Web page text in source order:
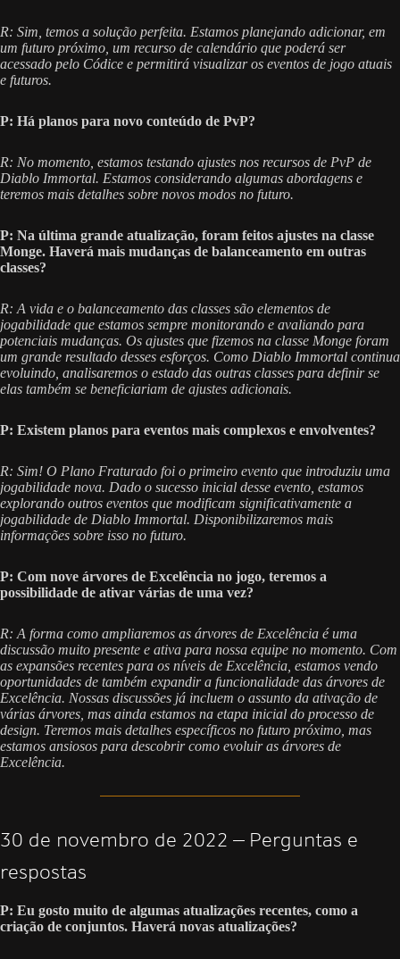
R: Sim, temos a solução perfeita. Estamos planejando adicionar, em
um futuro próximo, um recurso de calendário que poderá ser
acessado pelo Códice e permitirá visualizar os eventos de jogo atuais
e futuros.
P: Há planos para novo conteúdo de PvP?
R: No momento, estamos testando ajustes nos recursos de PvP de
Diablo Immortal. Estamos considerando algumas abordagens e
teremos mais detalhes sobre novos modos no futuro.
P: Na última grande atualização, foram feitos ajustes na classe
Monge. Haverá mais mudanças de balanceamento em outras
classes?
R: A vida e o balanceamento das classes são elementos de
jogabilidade que estamos sempre monitorando e avaliando para
potenciais mudanças. Os ajustes que fizemos na classe Monge foram
um grande resultado desses esforços. Como Diablo Immortal continua
evoluindo, analisaremos o estado das outras classes para definir se
elas também se beneficiariam de ajustes adicionais.
P: Existem planos para eventos mais complexos e envolventes?
R: Sim! O Plano Fraturado foi o primeiro evento que introduziu uma
jogabilidade nova. Dado o sucesso inicial desse evento, estamos
explorando outros eventos que modificam significativamente a
jogabilidade de Diablo Immortal. Disponibilizaremos mais
informações sobre isso no futuro.
P: Com nove árvores de Excelência no jogo, teremos a
possibilidade de ativar várias de uma vez?
R: A forma como ampliaremos as árvores de Excelência é uma
discussão muito presente e ativa para nossa equipe no momento. Com
as expansões recentes para os níveis de Excelência, estamos vendo
oportunidades de também expandir a funcionalidade das árvores de
Excelência. Nossas discussões já incluem o assunto da ativação de
várias árvores, mas ainda estamos na etapa inicial do processo de
design. Teremos mais detalhes específicos no futuro próximo, mas
estamos ansiosos para descobrir como evoluir as árvores de
Excelência.
30 de novembro de 2022 — Perguntas e
respostas
P: Eu gosto muito de algumas atualizações recentes, como a
criação de conjuntos. Haverá novas atualizações?